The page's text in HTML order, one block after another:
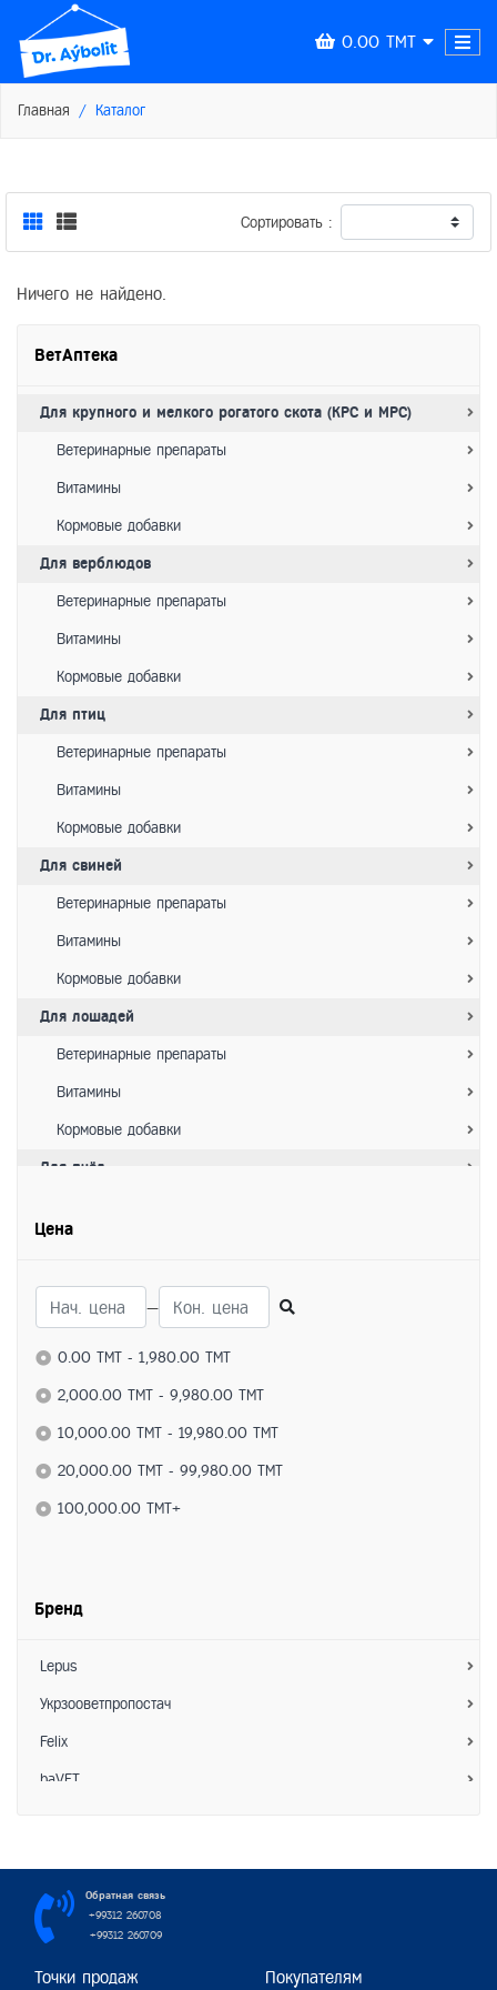
0.00 TMT
Главная Каталог
ВетАптека
Для крупного и мелкого рогатого скота (КРС и МРС)
Ветеринарные препараты
Витамины
Кормовые добавки
Для верблюдов
Ветеринарные препараты
Витамины
Кормовые добавки
Для птиц
Ветеринарные препараты
Витамины
Кормовые добавки
Для свиней
Ветеринарные препараты
Витамины
Кормовые добавки
Для лошадей
Ветеринарные препараты
Витамины
Кормовые добавки
Для пчёл
Для домашних животных
Ветеринарные препараты
Витамины
Кормовые добавки
Для грызунов
Витамины
Цена
—
0.00 TMT - 1,980.00 TMT
2,000.00 TMT - 9,980.00 TMT
10,000.00 TMT - 19,980.00 TMT
20,000.00 TMT - 99,980.00 TMT
100,000.00 TMT+
Бренд
Lepus
Укрзооветпропостач
Felix
baVET
Hoosing
Interchemie
Пижон
Сортировать :
Ничего не найдено.
Обратная связь
+99312 260708
+99312 260709
Точки продаж Покупателям